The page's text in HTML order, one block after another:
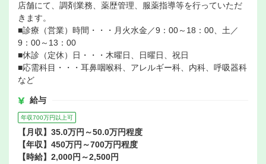
店舗にて、調剤業務、薬歴管理、服薬指導等を行っていただ
きます。
■診療（営業）時間・・・月火水金／9：00～18：00、土／
9：00～13：00
■休診（定休）日・・・木曜日、日曜日、祝日
■応需科目・・・耳鼻咽喉科、アレルギー科、内科、呼吸器科
など
給与
年収700万円以上可
【月収】35.0万円～50.0万円程度
【年収】450万円～700万円程度
【時給】2,000円～2,500円